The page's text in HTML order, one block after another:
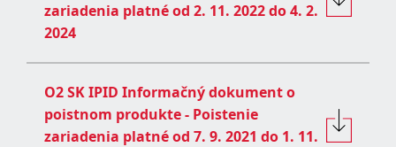
zariadenia platné od 2. 11. 2022 do 4. 2.
2024
O2 SK IPID Informačný dokument o
poistnom produkte - Poistenie
zariadenia platné od 7. 9. 2021 do 1. 11.